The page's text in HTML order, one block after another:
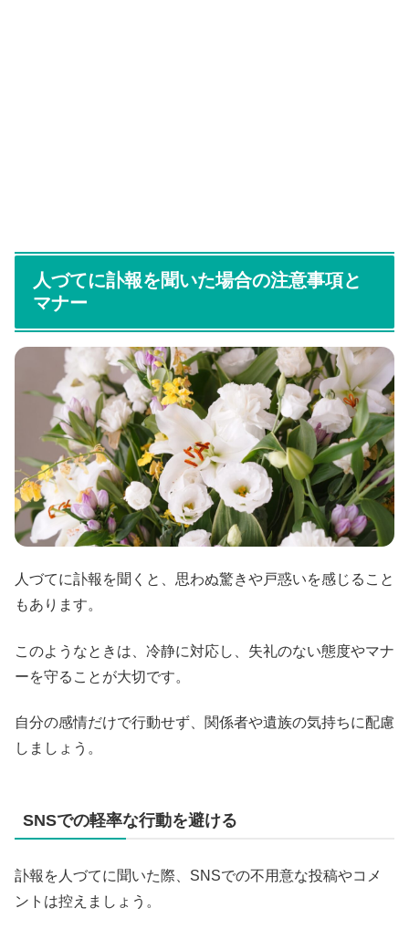
人づてに訃報を聞いた場合の注意事項と
マナー
人づてに訃報を聞くと、思わぬ驚きや戸惑いを感じること
もあります。
このようなときは、冷静に対応し、失礼のない態度やマナ
ーを守ることが大切です。
自分の感情だけで行動せず、関係者や遺族の気持ちに配慮
しましょう。
SNSでの軽率な行動を避ける
訃報を人づてに聞いた際、SNSでの不用意な投稿やコメ
ントは控えましょう。